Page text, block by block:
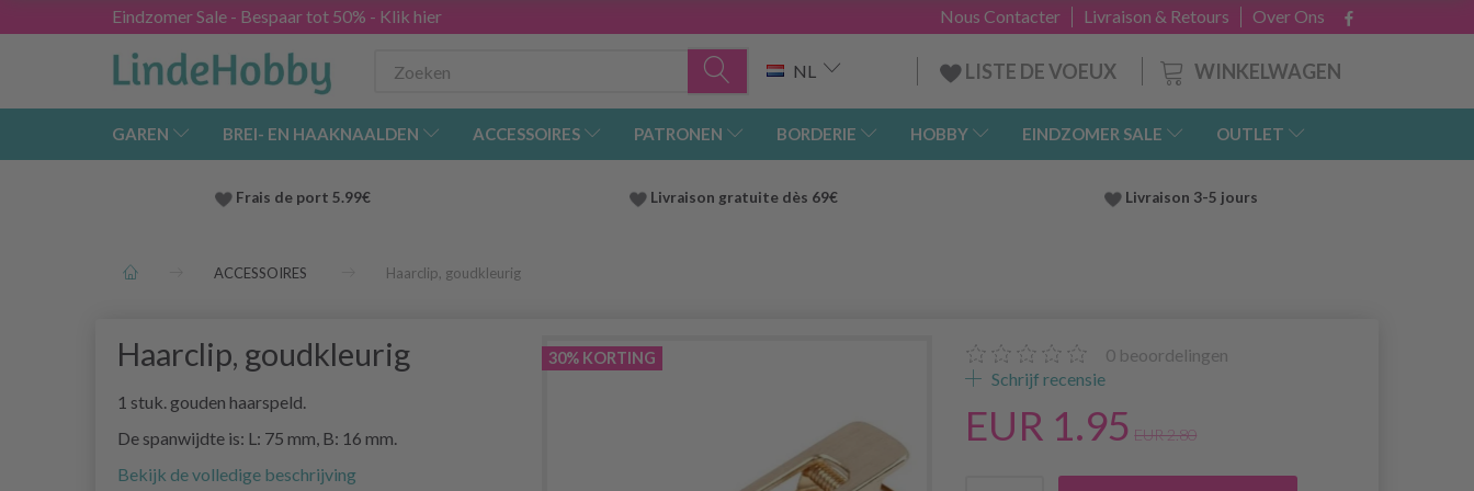
Eindzomer Sale - Bespaar tot 50% - Klik hier Over Ons
Livraison & Retours
Nous Contacter
WINKELWAGEN
NL LISTE DE VOEUX
GAREN BREI- EN HAAKNAALDEN ACCESSOIRES PATRONEN BORDERIE HOBBY EINDZOMER SALE OUTLET
Frais de port 5.99€ Livraison gratuite dès 69€ Livraison 3-5 jours
ACCESSOIRES Haarclip, goudkleurig
Haarclip, goudkleurig
1 stuk. gouden haarspeld.
De spanwijdte is: L: 75 mm, B: 16 mm.
Bekijk de volledige beschrijving
30% KORTING 0 beoordelingen
Schrijf recensie
EUR 1.95 EUR 2.80